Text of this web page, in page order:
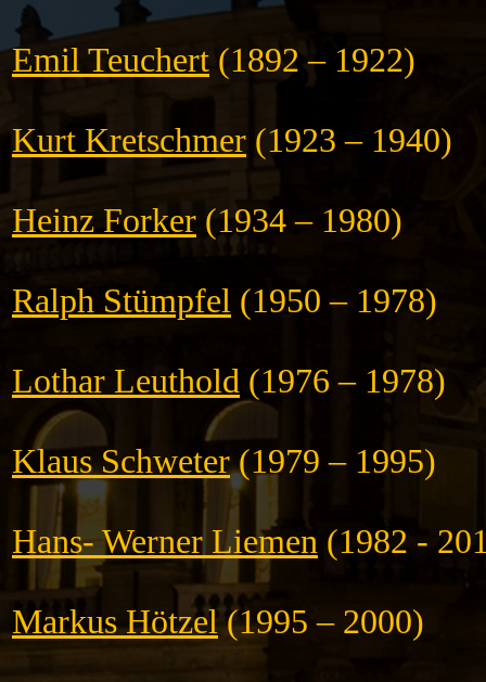
Emil Teuchert (1892 – 1922)
Kurt Kretschmer (1923 – 1940)
Heinz Forker (1934 – 1980)
Ralph Stümpfel (1950 – 1978)
Lothar Leuthold (1976 – 1978)
Klaus Schweter(1979 – 1995)
Hans- Werner Liemen (1982 -
Markus Hötzel(1995 – 2000)